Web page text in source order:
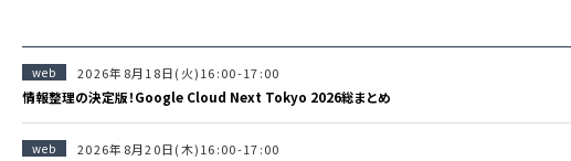
web 2026年8月18日(火)16:00-17:00
情報整理の決定版！Google Cloud Next Tokyo 2026総まとめ
web 2026年8月20日(木)16:00-17:00